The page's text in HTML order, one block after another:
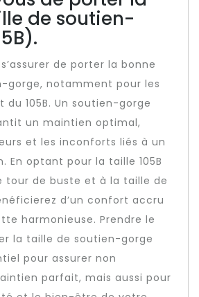
de soutien-
de porter la bonne
gorge, notamment pour les
105B. Un soutien-gorge
un maintien optimal,
et les inconforts liés à un
En optant pour la taille 105B
tour de buste et à la taille de
d’un confort accru
harmonieuse. Prendre le
la taille de soutien-gorge
pour assurer non
parfait, mais aussi pour